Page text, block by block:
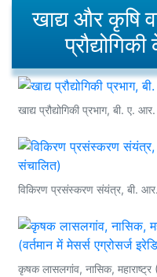
खाद्य और कृषि
खाद्य प्रौद्योगिकी प्रभाग, बी. ए.
विकिरण प्रसंस्करण संयंत्र, बी.
कृषक लासलगांव, नासिक,